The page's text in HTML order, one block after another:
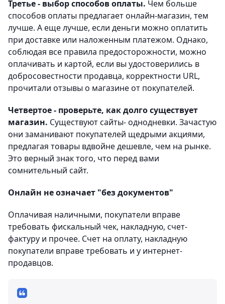
Третье - выбор способов оплаты. Чем больше
способов оплаты предлагает онлайн-магазин, тем
лучше. А еще лучше, если деньги можно оплатить
при доставке или наложенным платежом. Однако,
соблюдая все правила предосторожности, можно
оплачивать и картой, если вы удостоверились в
добросовестности продавца, корректности URL,
прочитали отзывы о магазине от покупателей.
Четвертое - проверьте, как долго существует
магазин. Существуют сайты- однодневки. Зачастую
они заманивают покупателей щедрыми акциями,
предлагая товары вдвойне дешевле, чем на рынке.
Это верный знак того, что перед вами
сомнительный сайт.
Онлайн не означает "без документов"
Оплачивая наличными, покупатели вправе
требовать фискальный чек, накладную, счет-
фактуру и прочее. Счет на оплату, накладную
покупатели вправе требовать и у интернет-
продавцов.